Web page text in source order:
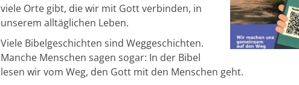
viele Orte gibt, die wir mit Gott verbinden, in
unserem alltäglichen Leben.
Viele Bibelgeschichten sind Weggeschichten.
Manche Menschen sagen sogar: In der Bibel
lesen wir vom Weg, den Gott mit den Menschen geht.